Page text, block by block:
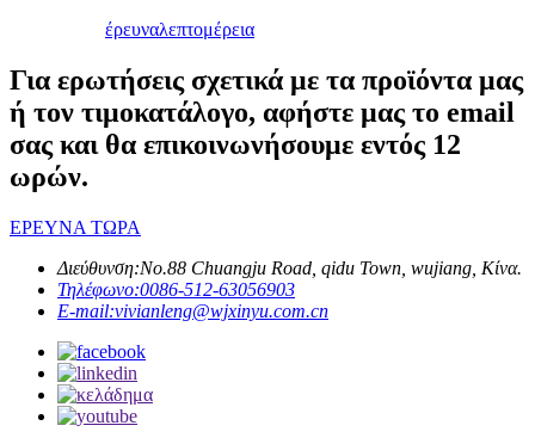
έρευναλεπτομέρεια
Για ερωτήσεις σχετικά με τα προϊόντα μας
ή τον τιμοκατάλογο, αφήστε μας το email
σας και θα επικοινωνήσουμε εντός 12
ωρών.
ΕΡΕΥΝΑ ΤΩΡΑ
Διεύθυνση:No.88 Chuangju Road, qidu Town, wujiang, Κίνα.
Τηλέφωνο:0086-512-63056903
E-mail:vivianleng@wjxinyu.com.cn